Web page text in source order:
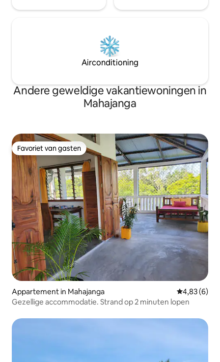
Airconditioning
Andere geweldige vakantiewoningen in
Mahajanga
Favoriet van gasten
Favoriet van gasten
Appartement in Mahajanga Gemiddelde
4,83 (6)
Gezellige accommodatie. Strand op 2 minuten lopen